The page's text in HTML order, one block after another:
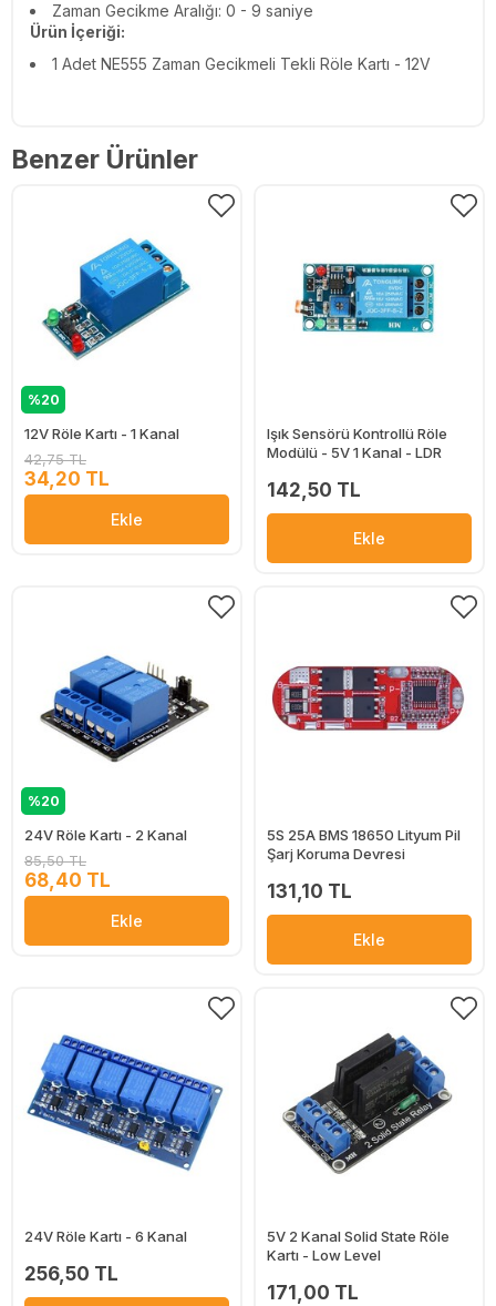
Zaman Gecikme Aralığı: 0 - 9 saniye
Ürün İçeriği:
1 Adet NE555 Zaman Gecikmeli Tekli Röle Kartı - 12V
Benzer Ürünler
%20
12V Röle Kartı - 1 Kanal
42,75 TL
34,20 TL
Ekle
Işık Sensörü Kontrollü Röle
Modülü - 5V 1 Kanal - LDR
142,50 TL
Ekle
%20
24V Röle Kartı - 2 Kanal
85,50 TL
68,40 TL
Ekle
5S 25A BMS 18650 Lityum Pil
Şarj Koruma Devresi
131,10 TL
Ekle
24V Röle Kartı - 6 Kanal
256,50 TL
5V 2 Kanal Solid State Röle
Kartı - Low Level
171,00 TL